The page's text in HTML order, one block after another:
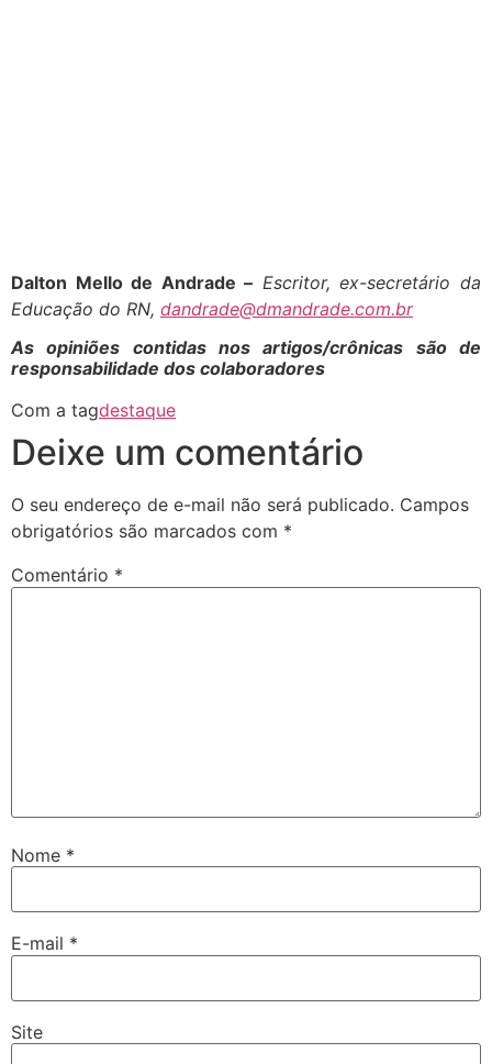
Dalton Mello de Andrade – Escritor, ex-secretário da
Educação do RN, dandrade@dmandrade.com.br
As opiniões contidas nos artigos/crônicas são de
responsabilidade dos colaboradores
Com a tagdestaque
Deixe um comentário
O seu endereço de e-mail não será publicado. Campos
obrigatórios são marcados com *
Comentário *
Nome *
E-mail *
Site